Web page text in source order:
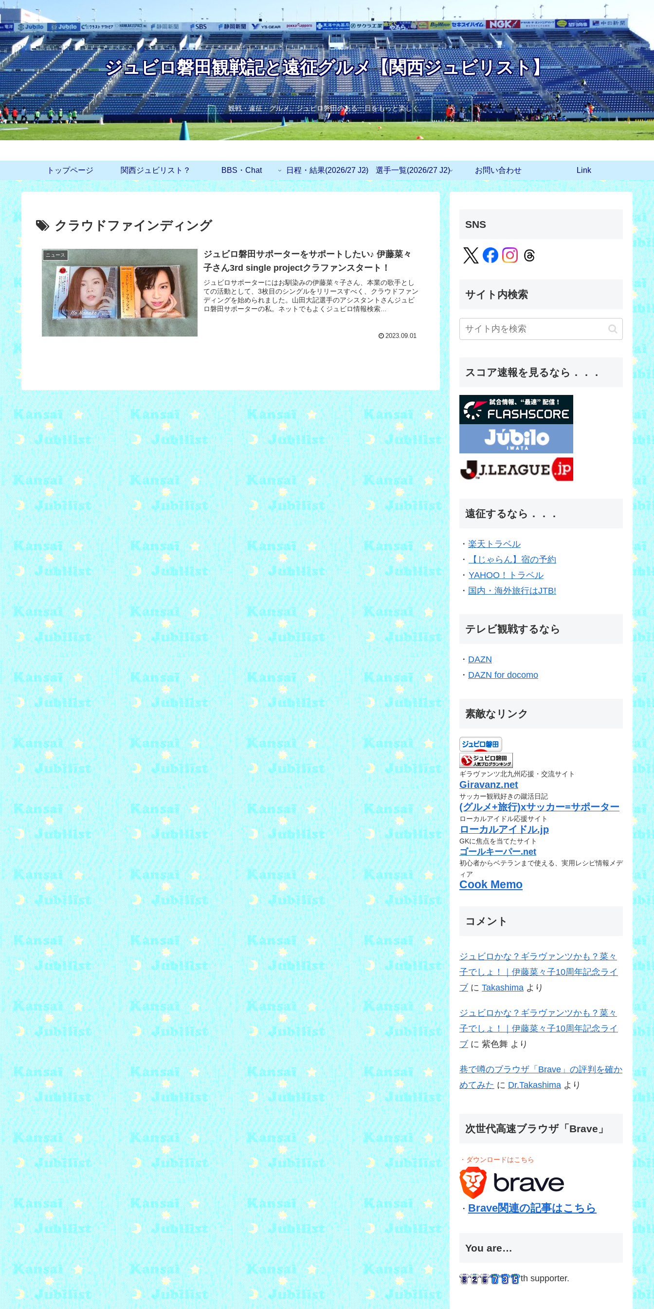
ジュビロ磐田観戦記と遠征グルメ【関西ジュビリスト】
観戦・遠征・グルメ。ジュビロ磐田のある一日をもっと楽しく。
トップページ 関西ジュビリスト？ BBS・Chat 日程・結果(2026/27 J2) 選手一覧(2026/27 J2) お問い合わせ Link
クラウドファインディング
ニュース
ジュビロ磐田サポーターをサポートしたい♪ 伊藤菜々
子さん3rd single projectクラファンスタート！
ジュビロサポーターにはお馴染みの伊藤菜々子さん、本業の歌手とし
ての活動として、3枚目のシングルをリリースすべく、クラウドファン
ディングを始められました。山田大記選手のアシスタントさんジュビ
ロ磐田サポーターの私。ネットでもよくジュビロ情報検索...
2023.09.01
SNS
サイト内検索
スコア速報を見るなら．．．
遠征するなら．．．
・ 楽天トラベル
・
【じゃらん】宿の予約
・ YAHOO！トラベル
・ 国内・海外旅行はJTB!
テレビ観戦するなら
・ DAZN
・ DAZN for docomo
素敵なリンク
ギラヴァンツ北九州応援・交流サイト
Giravanz.net
サッカー観戦好きの蹴活日記
(グルメ+旅行)xサッカー=サポーター
ローカルアイドル応援サイト
ローカルアイドル.jp
GKに焦点を当てたサイト
ゴールキーパー.net
初心者からベテランまで使える、実用レシピ情報メデ
ィア
Cook Memo
コメント
ジュビロかな？ギラヴァンツかも？菜々
子でしょ！｜伊藤菜々子10周年記念ライ
ブ に Takashima より
ジュビロかな？ギラヴァンツかも？菜々
子でしょ！｜伊藤菜々子10周年記念ライ
ブ に 紫色舞 より
巷で噂のブラウザ「Brave」の評判を確か
めてみた に Dr.Takashima より
次世代高速ブラウザ「Brave」
・ダウンロードはこちら
・ Brave関連の記事はこちら
You are…
th supporter.